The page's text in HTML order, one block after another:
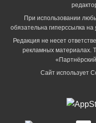
При использовании
обязательна гиперссылка на
Редакция не несет
рекламных материалах.
Сайт использует